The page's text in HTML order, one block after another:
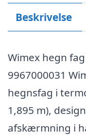
Beskrivelse
Wimex hegn
9967000031
hegnsfag i
1,895 m),
afskærmning i